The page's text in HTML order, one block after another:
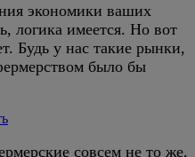
экономики ваших
логика имеется. Но вот
Будь у нас такие рынки,
было бы
совсем не то же,